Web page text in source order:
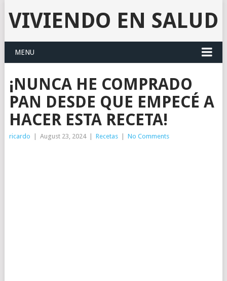
VIVIENDO EN SALUD
MENU
¡NUNCA HE COMPRADO
PAN DESDE QUE EMPECÉ A
HACER ESTA RECETA!
ricardo August 23, 2024 Recetas No Comments